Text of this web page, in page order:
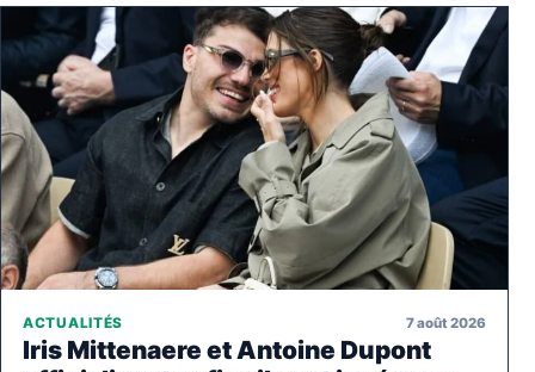
ACTUALITÉS 7 août 2026
Iris Mittenaere et Antoine Dupont